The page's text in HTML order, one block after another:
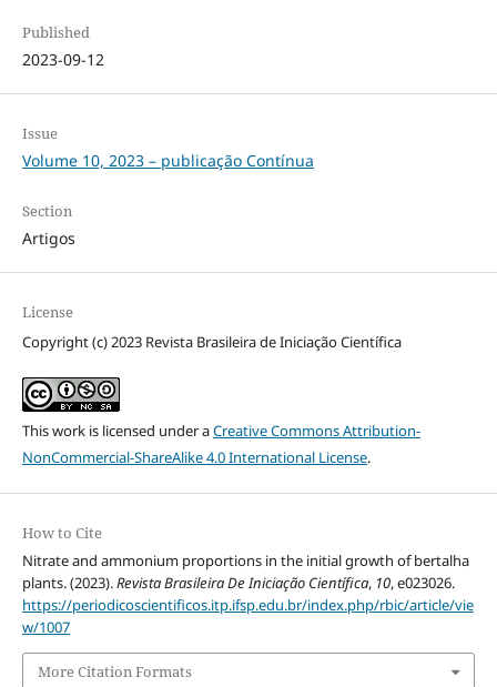
Published
2023-09-12
Issue
Volume 10, 2023 – publicação Contínua
Section
Artigos
License
Copyright (c) 2023 Revista Brasileira de Iniciação Científica
This work is licensed under aCreative Commons Attribution-
NonCommercial-ShareAlike 4.0 International License.
How to Cite
Nitrate and ammonium proportions in the initial growth of bertalha
plants. (2023).Revista Brasileira De Iniciação Científica, 10, e023026.
https://periodicoscientificos.itp.ifsp.edu.br/index.php/rbic/article/vie
w/1007
More Citation Formats